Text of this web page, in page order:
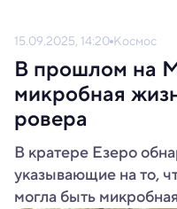
15.09.2025, 14:20 Космос
В прошлом на
микробная
ровера
В кратере Езеро
указывающие на то,
могла быть